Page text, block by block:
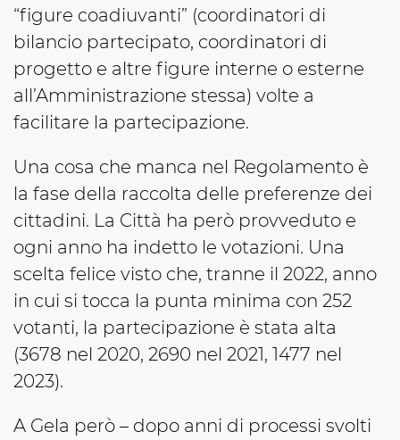
“figure coadiuvanti” (coordinatori di
bilancio partecipato, coordinatori di
progetto e altre figure interne o esterne
all’Amministrazione stessa) volte a
facilitare la partecipazione.
Una cosa che manca nel Regolamento è
la fase della raccolta delle preferenze dei
cittadini. La Città ha però provveduto e
ogni anno ha indetto le votazioni. Una
scelta felice visto che, tranne il 2022, anno
in cui si tocca la punta minima con 252
votanti, la partecipazione è stata alta
(3678 nel 2020, 2690 nel 2021, 1477 nel
2023).
A Gela però – dopo anni di processi svolti